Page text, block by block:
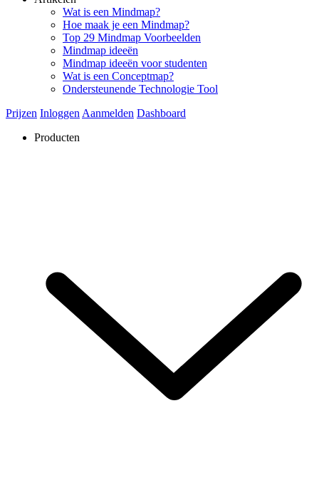
Wat is een Mindmap?
Hoe maak je een Mindmap?
Top 29 Mindmap Voorbeelden
Mindmap ideeën
Mindmap ideeën voor studenten
Wat is een Conceptmap?
Ondersteunende Technologie Tool
Prijzen Inloggen Aanmelden Dashboard
Producten